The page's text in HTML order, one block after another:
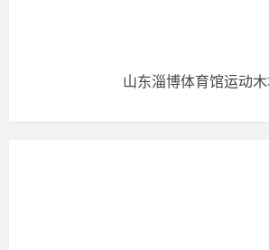
山东淄博体育馆运动